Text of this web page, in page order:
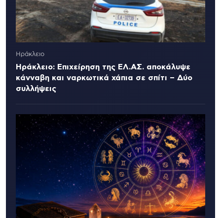
Ηράκλειο
Ηράκλειο: Επιχείρηση της ΕΛ.ΑΣ. αποκάλυψε
κάνναβη και ναρκωτικά χάπια σε σπίτι – Δύο
συλλήψεις